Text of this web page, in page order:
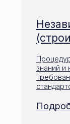
знаний и